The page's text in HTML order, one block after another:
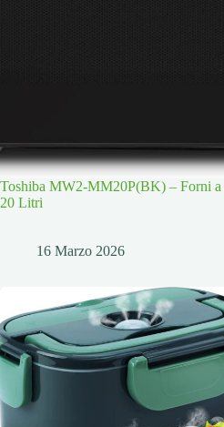
Toshiba MW2-MM20P(BK) – Forni a
20 Litri
16 Marzo 2026